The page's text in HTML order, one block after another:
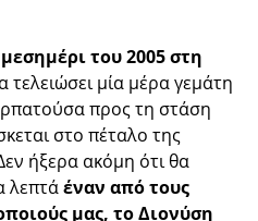
του 2005 στη
τελειώσει μία μέρα γεμάτη
προς τη στάση
στο πέταλο της
ήξερα ακόμη ότι θα
λεπτάέναν από τους
μας, το Διονύση